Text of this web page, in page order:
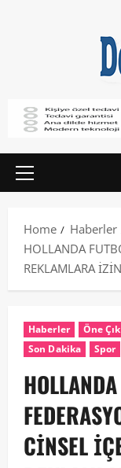
Home
Haberler
HOLLANDA
REKLAMLARA
Haberler
Öne
Son Dakika
Spor
CİNSEL